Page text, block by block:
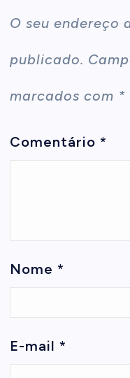
O seu endereço
publicado.
marcados com *
Comentário *
Nome *
E-mail *